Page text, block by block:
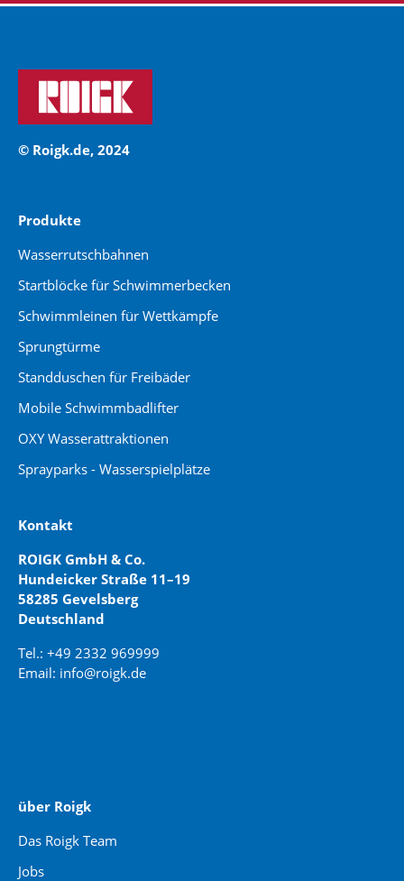
© Roigk.de, 2024
Produkte
Wasserrutschbahnen
Startblöcke für Schwimmerbecken
Schwimmleinen für Wettkämpfe
Sprungtürme
Standduschen für Freibäder
Mobile Schwimmbadlifter
OXY Wasserattraktionen
Sprayparks - Wasserspielplätze
Kontakt
ROIGK GmbH & Co.
Hundeicker Straße 11–19
58285 Gevelsberg
Deutschland
Tel.: +49 2332 969999
Email: info@roigk.de
über Roigk
Das Roigk Team
Jobs